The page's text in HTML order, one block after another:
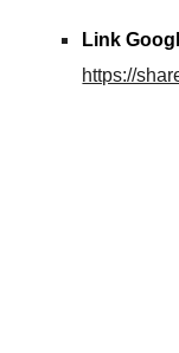
Link
https://